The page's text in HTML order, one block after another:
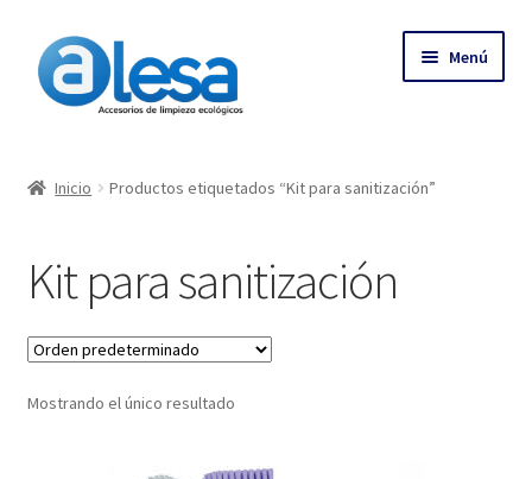
Menú
Contacto
Empresa
Más
Inicio Productos etiquetados “Kit para sanitización”
Kit para sanitización
Mostrando el único resultado